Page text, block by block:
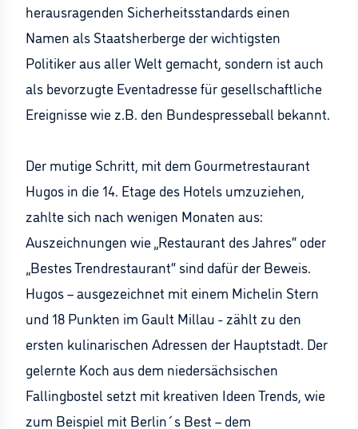
herausragenden Sicherheitsstandards einen
Namen als Staatsherberge der wichtigsten
Politiker aus aller Welt gemacht, sondern ist auch
als bevorzugte Eventadresse für gesellschaftliche
Ereignisse wie z.B. den Bundespresseball bekannt.
Der mutige Schritt, mit dem Gourmetrestaurant
Hugos in die 14. Etage des Hotels umzuziehen,
zahlte sich nach wenigen Monaten aus:
Auszeichnungen wie „Restaurant des Jahres“ oder
„Bestes Trendrestaurant“ sind dafür der Beweis.
Hugos – ausgezeichnet mit einem Michelin Stern
und 18 Punkten im Gault Millau - zählt zu den
ersten kulinarischen Adressen der Hauptstadt. Der
gelernte Koch aus dem niedersächsischen
Fallingbostel setzt mit kreativen Ideen Trends, wie
zum Beispiel mit Berlin´s Best – dem